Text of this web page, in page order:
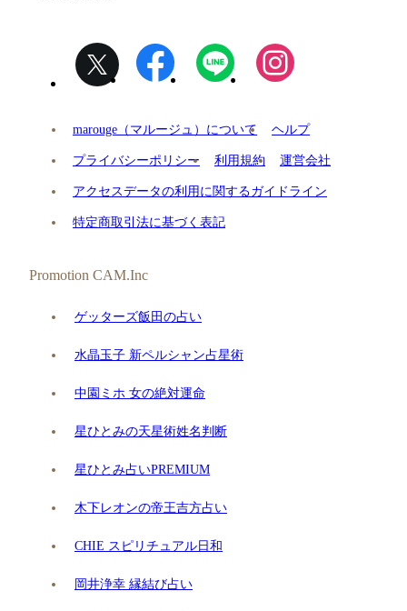
marouge（マルージュ）について ヘルプ
プライバシーポリシー 利用規約 運営会社
アクセスデータの利用に関するガイドライン
特定商取引法に基づく表記
Promotion CAM.Inc
ゲッターズ飯田の占い
水晶玉子 新ペルシャン占星術
中園ミホ 女の絶対運命
星ひとみの天星術姓名判断
星ひとみ占いPREMIUM
木下レオンの帝王吉方占い
CHIE スピリチュアル日和
岡井浄幸 縁結び占い